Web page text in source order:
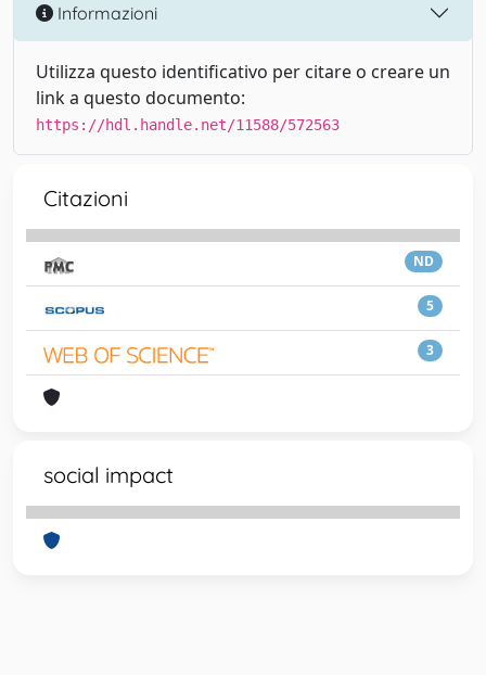
Informazioni
Utilizza questo identificativo per citare o creare un
link a questo documento:
https://hdl.handle.net/11588/572563
Citazioni
ND
5
3
social impact